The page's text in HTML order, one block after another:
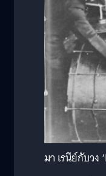
มา เรนีย์กับวง